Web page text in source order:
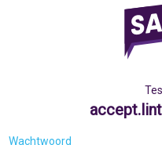
Wachtwoord